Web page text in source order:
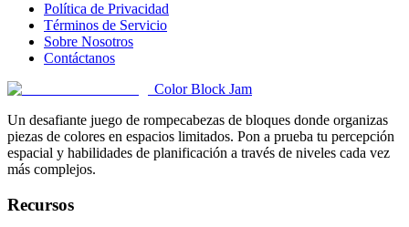
Política de Privacidad
Términos de Servicio
Sobre Nosotros
Contáctanos
Color Block Jam
Un desafiante juego de rompecabezas de bloques donde organizas
piezas de colores en espacios limitados. Pon a prueba tu percepción
espacial y habilidades de planificación a través de niveles cada vez
más complejos.
Recursos